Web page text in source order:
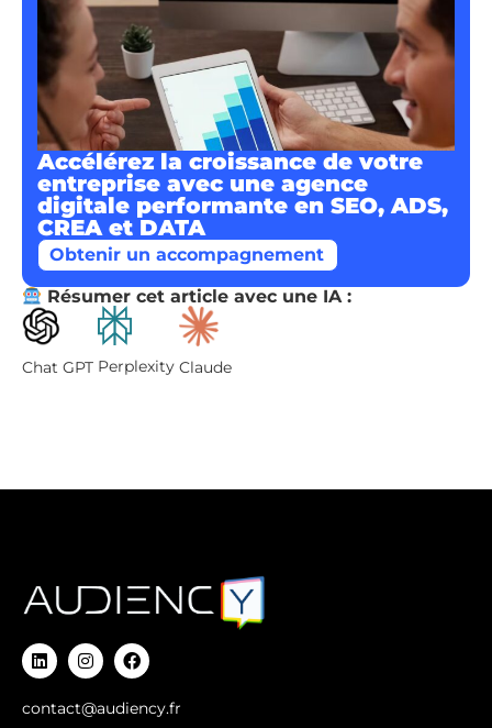
Accélérez la croissance de votre
entreprise avec une agence
digitale performante en SEO, ADS,
CREA et DATA
Obtenir un accompagnement
Résumer cet article avec une IA :
Chat GPT Perplexity Claude
contact@audiency.fr